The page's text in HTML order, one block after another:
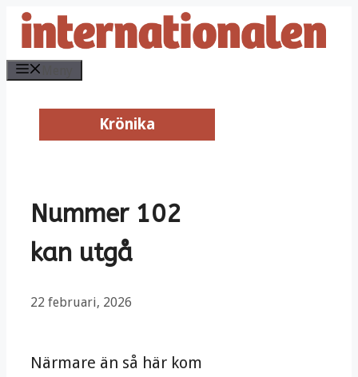
Hoppa
Krönika
Krönika
Nummer 102
kan utgå
22 februari, 2026
Närmare än så här kom